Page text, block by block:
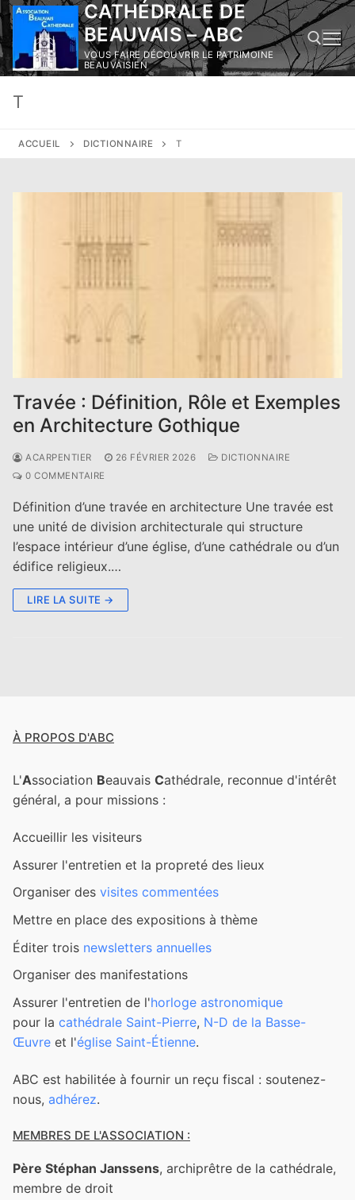
Aller
au
contenu
CATHÉDRALE DE
BEAUVAIS – ABC
VOUS FAIRE DÉCOUVRIR LE PATRIMOINE
BEAUVAISIEN
T
ACCUEIL DICTIONNAIRE T
Travée : Définition, Rôle et Exemples
en Architecture Gothique
ACARPENTIER 26 FÉVRIER 2026
DICTIONNAIRE
0 COMMENTAIRE
Définition d’une travée en architecture Une travée est
une unité de division architecturale qui structure
l’espace intérieur d’une église, d’une cathédrale ou d’un
édifice religieux.…
LIRE LA SUITE →
À PROPOS D'ABC
L'Association Beauvais Cathédrale, reconnue d'intérêt
général, a pour missions :
Accueillir les visiteurs
Assurer l'entretien et la propreté des lieux
Organiser des visites commentées
Mettre en place des expositions à thème
Éditer trois newsletters annuelles
Organiser des manifestations
Assurer l'entretien de l'horloge astronomique
pour la cathédrale Saint-Pierre, N-D de la Basse-
Œuvre et l'église Saint-Étienne.
ABC est habilitée à fournir un reçu fiscal : soutenez-
nous, adhérez.
MEMBRES DE L'ASSOCIATION :
Père Stéphan Janssens, archiprêtre de la cathédrale,
membre de droit